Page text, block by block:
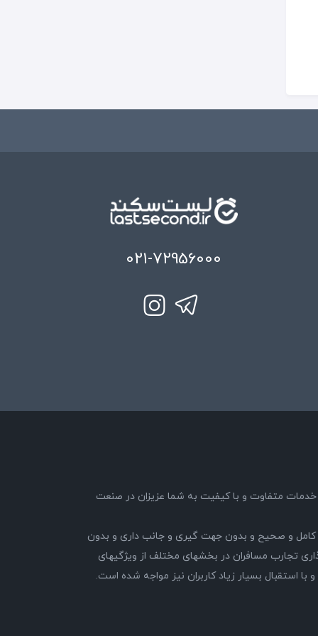
021-72956000
با هدف ارائه خدمات متفاوت و با کیفیت به شما عزیزان در صنعت
کامل و صحیح و بدون جهت گیری و جانب داری و بدون
تجارب مسافران در بخشهای مختلف از ویژگیهای
بسیار زیاد کاربران نیز مواجه شده است.